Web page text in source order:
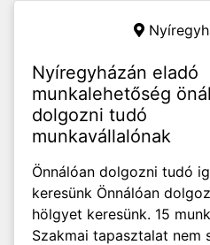
Nyíregyházán eladó
munkalehetőség
dolgozni tudó
munkavállalónak
Önnálóan dolgozni tudó
keresünk Önnálóan
hölgyet keresünk. 15
Szakmai tapasztalat nem